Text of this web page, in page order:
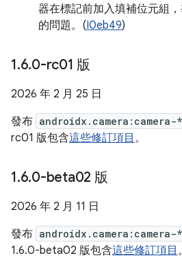
器在標記前加入填補位元組
的問題。(I0eb49)
1.6.0-rc01 版
2026 年 2 月 25 日
發布
rc01 版包含這些修訂項目 。
1.6.0-beta02 版
2026 年 2 月 11 日
發布
1.6.0-beta02 版包含這些修訂項目 。